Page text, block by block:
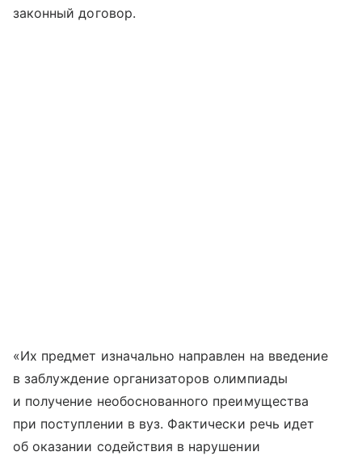
законный договор.
«Их предмет изначально направлен на введение
в заблуждение организаторов олимпиады
и получение необоснованного преимущества
при поступлении в вуз. Фактически речь идет
об оказании содействия в нарушении